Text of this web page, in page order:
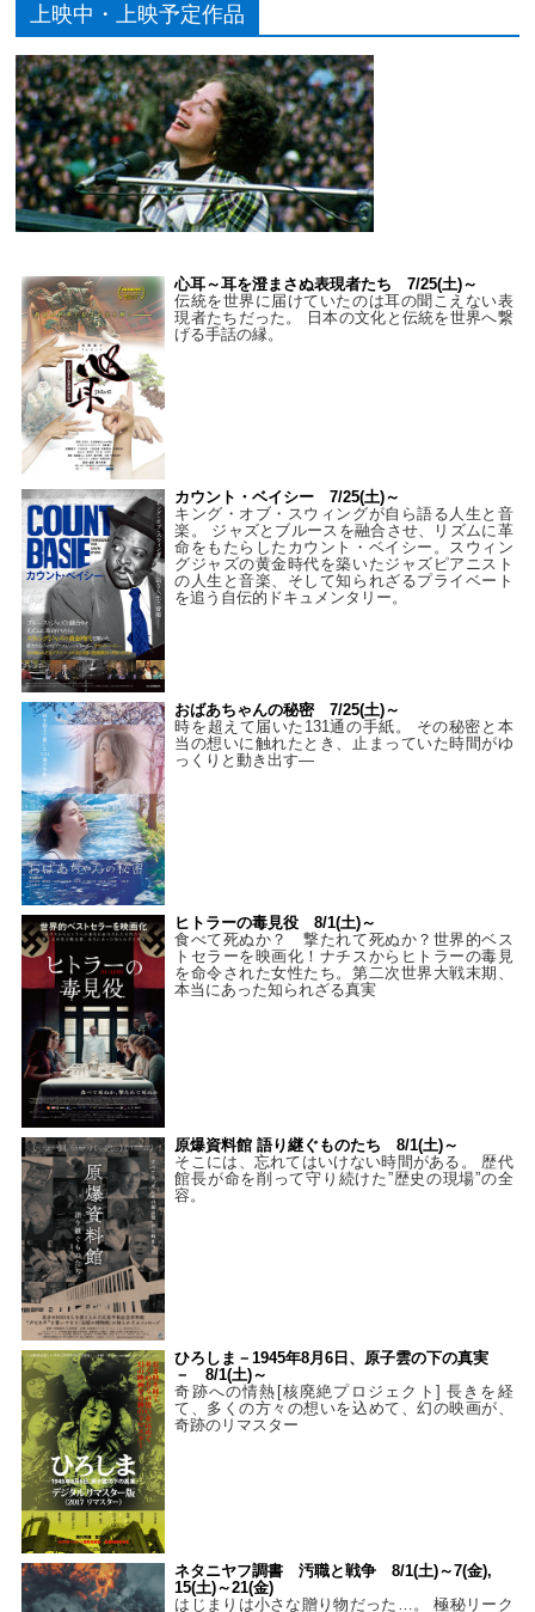
上映中・上映予定作品
心耳～耳を澄まさぬ表現者たち 7/25(土)～
伝統を世界に届けていたのは耳の聞こえない表
現者たちだった。 日本の文化と伝統を世界へ繋
げる手話の縁。
カウント・ベイシー 7/25(土)～
キング・オブ・スウィングが自ら語る人生と音
楽。 ジャズとブルースを融合させ、リズムに革
命をもたらしたカウント・ベイシー。スウィン
グジャズの黄金時代を築いたジャズピアニスト
の人生と音楽、そして知られざるプライベート
を追う自伝的ドキュメンタリー。
おばあちゃんの秘密 7/25(土)～
時を超えて届いた131通の手紙。 その秘密と本
当の想いに触れたとき、止まっていた時間がゆ
っくりと動き出す―
ヒトラーの毒見役 8/1(土)～
食べて死ぬか？ 撃たれて死ぬか？世界的ベス
トセラーを映画化！ナチスからヒトラーの毒見
を命令された女性たち。第二次世界大戦末期、
本当にあった知られざる真実
原爆資料館 語り継ぐものたち 8/1(土)～
そこには、忘れてはいけない時間がある。 歴代
館長が命を削って守り続けた”歴史の現場”の全
容。
ひろしま－1945年8月6日、原子雲の下の真実
－ 8/1(土)～
奇跡への情熱[核廃絶プロジェクト] 長きを経
て、多くの方々の想いを込めて、幻の映画が、
奇跡のリマスター
ネタニヤフ調書 汚職と戦争 8/1(土)～7(金),
15(土)～21(金)
はじまりは小さな贈り物だった…。 極秘リーク